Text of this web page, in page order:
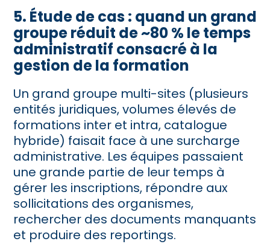
5. Étude de cas : quand un grand
groupe réduit de ~80 % le temps
administratif consacré à la
gestion de la formation
Un grand groupe multi-sites (plusieurs
entités juridiques, volumes élevés de
formations inter et intra, catalogue
hybride) faisait face à une surcharge
administrative. Les équipes passaient
une grande partie de leur temps à
gérer les inscriptions, répondre aux
sollicitations des organismes,
rechercher des documents manquants
et produire des reportings.